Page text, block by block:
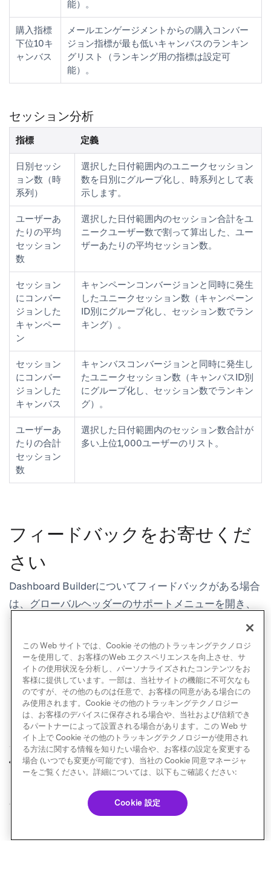
能）。
購入指標
下位10キ
ャンバス
メールエンゲージメントからの購入コンバー
ジョン指標が最も低いキャンバスのランキン
グリスト（ランキング用の指標は設定可
能）。
セッション分析
指標 定義
日別セッシ
ョン数（時
系列）
選択した日付範囲内のユニークセッション
数を日別にグループ化し、時系列として表
示します。
ユーザーあ
たりの平均
セッション
数
選択した日付範囲内のセッション合計をユ
ニークユーザー数で割って算出した、ユー
ザーあたりの平均セッション数。
セッション
にコンバー
ジョンした
キャンペー
ン
キャンペーンコンバージョンと同時に発生
したユニークセッション数（キャンペーン
ID別にグループ化し、セッション数でラン
キング）。
セッション
にコンバー
ジョンした
キャンバス
キャンバスコンバージョンと同時に発生し
たユニークセッション数（キャンバスID別
にグループ化し、セッション数でランキン
グ）。
ユーザーあ
たりの合計
セッション
数
選択した日付範囲内のセッション数合計が
多い上位1,000ユーザーのリスト。
フィードバックをお寄せくだ
さい
Dashboard Builderについてフィードバックがある場合
は、グローバルヘッダーのサポート メニューを開き、
フィードバックを共有
を選択してご意見をお寄せくだ
前へ API 使用状況 次へ
eコマース収益ダッシ
ュボード
© Braze. All Rights Reserved Privacy Policy
この Web サイトでは、Cookie その他のトラッキングテクノロジ
ーを使用して、お客様のWeb エクスペリエンスを向上させ、サ
イトの使用状況を分析し、パーソナライズされたコンテンツをお
客様に提供しています。一部は、当社サイトの機能に不可欠なも
のですが、その他のものは任意で、お客様の同意がある場合にの
み使用されます。Cookie その他のトラッキングテクノロジー
は、お客様のデバイスに保存される場合や、当社および信頼でき
るパートナーによって設置される場合があります。この Web サ
イト上で Cookie その他のトラッキングテクノロジーが使用され
る方法に関する情報を知りたい場合や、お客様の設定を変更する
場合 (いつでも変更が可能です)、当社の Cookie 同意マネージャ
ーをご覧ください。詳細については、以下もご確認ください:
Cookie 設定